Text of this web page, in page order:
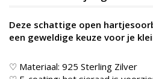
Deze schattige open
een geweldige keuze voor je
♡ Materiaal: 925 Sterling Zilver